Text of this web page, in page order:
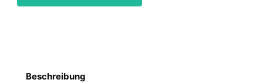
Beschreibung